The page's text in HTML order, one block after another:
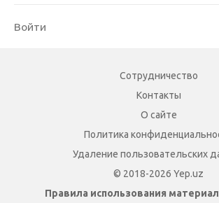
Войти
Сотрудничество
Контакты
О сайте
Политика
Удаление пользовательских
© 2018-2026 Yep.uz
Правила использования